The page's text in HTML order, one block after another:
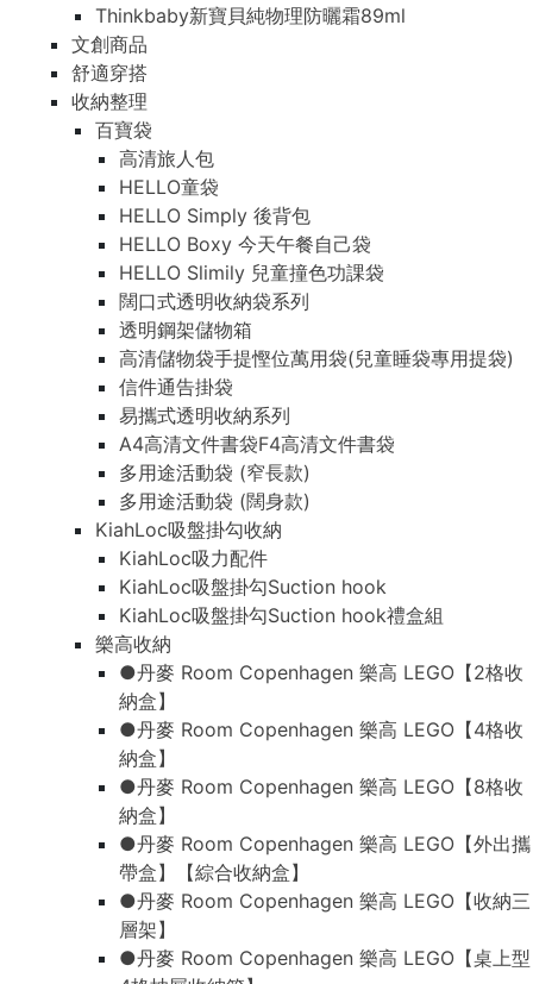
Thinkbaby新寶貝純物理防曬霜89ml
文創商品
舒適穿搭
收納整理
百寶袋
高清旅人包
HELLO童袋
HELLO Simply 後背包
HELLO Boxy 今天午餐自己袋
HELLO Slimily 兒童撞色功課袋
闊口式透明收納袋系列
透明鋼架儲物箱
高清儲物袋手提慳位萬用袋(兒童睡袋專用提袋)
信件通告掛袋
易攜式透明收納系列
A4高清文件書袋F4高清文件書袋
多用途活動袋 (窄長款)
多用途活動袋 (闊身款)
KiahLoc吸盤掛勾收納
KiahLoc吸力配件
KiahLoc吸盤掛勾Suction hook
KiahLoc吸盤掛勾Suction hook禮盒組
樂高收納
●丹麥 Room Copenhagen 樂高 LEGO【2格收
納盒】
●丹麥 Room Copenhagen 樂高 LEGO【4格收
納盒】
●丹麥 Room Copenhagen 樂高 LEGO【8格收
納盒】
●丹麥 Room Copenhagen 樂高 LEGO【外出攜
帶盒】【綜合收納盒】
●丹麥 Room Copenhagen 樂高 LEGO【收納三
層架】
●丹麥 Room Copenhagen 樂高 LEGO【桌上型